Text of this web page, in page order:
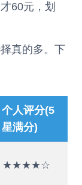
60元，划
真的多。下
个人评分(5
星满分)
★★★★☆